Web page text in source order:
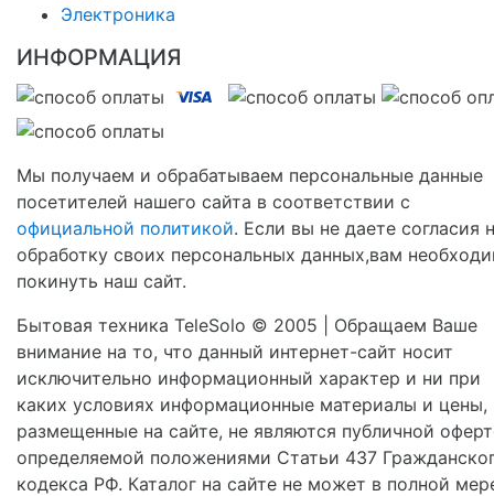
Электроника
ИНФОРМАЦИЯ
Мы получаем и обрабатываем персональные данные
посетителей нашего сайта в соответствии с
официальной политикой. Если вы не даете согласия
обработку своих персональных данных,вам
покинуть наш сайт.
Бытовая техника TeleSolo © 2005 | Обращаем Ваше
внимание на то, что данный интернет-сайт носит
исключительно информационный характер и ни при
каких условиях информационные материалы и цены,
размещенные на сайте, не являются публичной
определяемой положениями Статьи 437
кодекса РФ. Каталог на сайте не может в полной